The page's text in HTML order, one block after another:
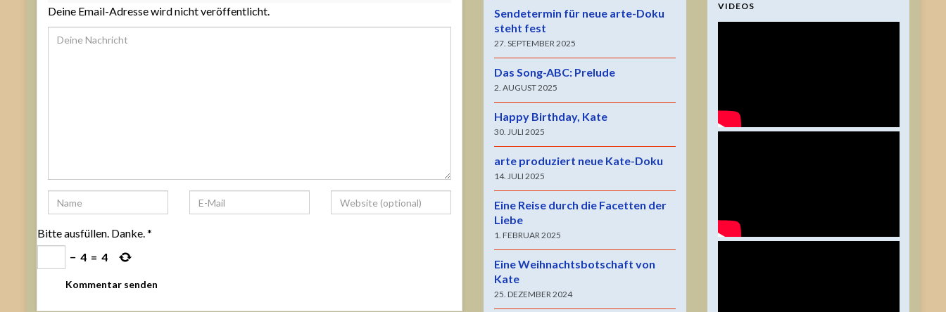
Deine Email-Adresse wird nicht veröffentlicht.
Bitte ausfüllen. Danke.*
− 4 = 4
Sendetermin für neue arte-Doku
steht fest
27. SEPTEMBER 2025
Das Song-ABC: Prelude
2. AUGUST 2025
Happy Birthday, Kate
30. JULI 2025
arte produziert neue Kate-Doku
14. JULI 2025
Eine Reise durch die Facetten der
Liebe
1. FEBRUAR 2025
Eine Weihnachtsbotschaft von
Kate
25. DEZEMBER 2024
VIDEOS